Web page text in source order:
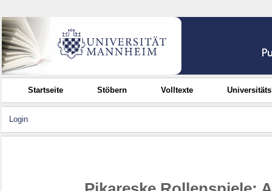
Startseite Stöbern Volltexte
Login